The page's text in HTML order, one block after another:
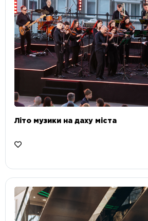
Літо музики на даху міста